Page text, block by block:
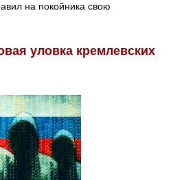
на покойника свою
уловка кремлевских